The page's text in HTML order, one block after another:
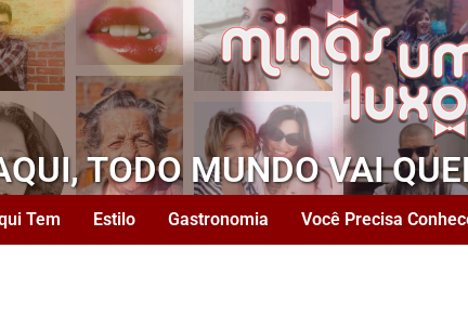
TODO MUNDO VAI
Tem Estilo Gastronomia Você Precisa